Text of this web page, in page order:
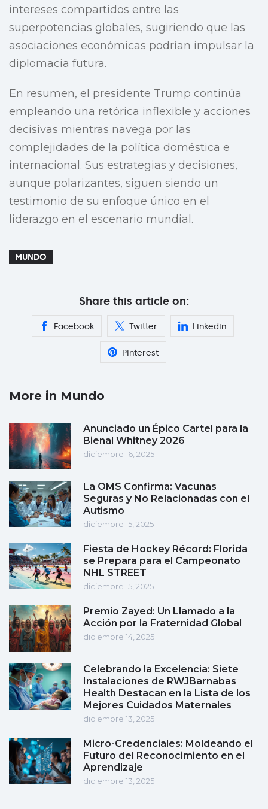
intereses compartidos entre las
superpotencias globales, sugiriendo que las
asociaciones económicas podrían impulsar la
diplomacia futura.
En resumen, el presidente Trump continúa
empleando una retórica inflexible y acciones
decisivas mientras navega por las
complejidades de la política doméstica e
internacional. Sus estrategias y decisiones,
aunque polarizantes, siguen siendo un
testimonio de su enfoque único en el
liderazgo en el escenario mundial.
MUNDO
Share this article on:
Facebook Twitter Linkedin
Pinterest
More in Mundo
Anunciado un Épico Cartel para la
Bienal Whitney 2026
diciembre 16, 2025
La OMS Confirma: Vacunas
Seguras y No Relacionadas con el
Autismo
diciembre 15, 2025
Fiesta de Hockey Récord: Florida
se Prepara para el Campeonato
NHL STREET
diciembre 15, 2025
Premio Zayed: Un Llamado a la
Acción por la Fraternidad Global
diciembre 14, 2025
Celebrando la Excelencia: Siete
Instalaciones de RWJBarnabas
Health Destacan en la Lista de los
Mejores Cuidados Maternales
diciembre 13, 2025
Micro-Credenciales: Moldeando el
Futuro del Reconocimiento en el
Aprendizaje
diciembre 13, 2025